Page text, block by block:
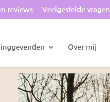
reviews Veelgestelde vragen
Over mij